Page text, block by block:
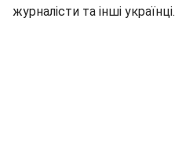
журналісти та інші українці.